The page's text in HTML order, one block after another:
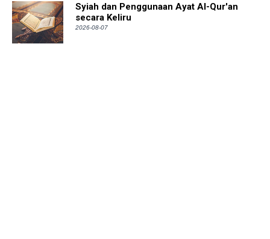
Syiah dan Penggunaan Ayat Al-Qur'an
secara Keliru
2026-08-07